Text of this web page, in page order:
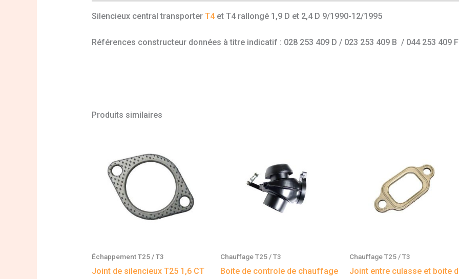
Silencieux central transporter T4et T4 rallongé 1,9 D et 2,4 D 9/1990-12/1995
Références constructeur données à titre indicatif : 028 253 409 D / 023 253 409 B / 044 253 409 F
Produits similaires
Échappement T25 / T3
Joint de silencieux T25 1,6 CT
Chauffage T25 / T3
Boite de controle de chauffage
Chauffage T25 / T3
Joint entre culasse et boite